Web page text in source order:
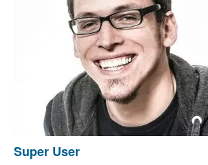
Super User